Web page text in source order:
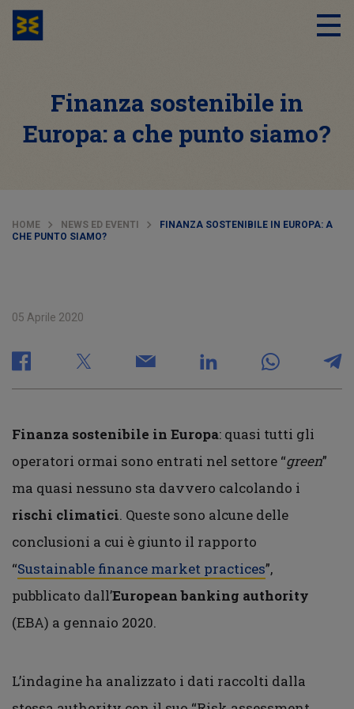
Finanza sostenibile in
Europa: a che punto siamo?
HOME NEWS ED EVENTI
FINANZA SOSTENIBILE IN EUROPA: A
CHE PUNTO SIAMO?
05 Aprile 2020
Finanza sostenibile in Europa: quasi tutti gli
operatori ormai sono entrati nel settore “green”
ma quasi nessuno sta davvero calcolando i
rischi climatici. Queste sono alcune delle
conclusioni a cui è giunto il rapporto
“Sustainable finance market practices”,
pubblicato dall’Europeanbanking authority
(EBA) a gennaio 2020.
L’indagine ha analizzato i dati raccolti dalla